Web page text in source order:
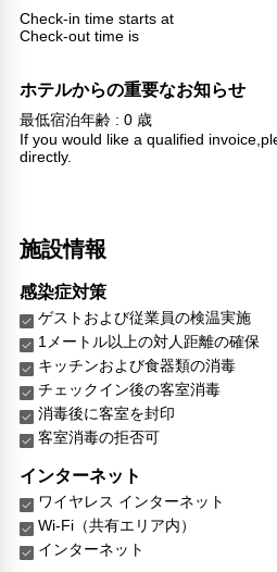
Check-in time starts at
Check-out time is
ホテルからの重要なお知らせ
最低宿泊年齢 : 0 歳
If you would like a qualified
directly.
施設情報
感染症対策
ゲストおよび従業員の検温実施
1メートル以上の対人距離の確保
キッチンおよび食器類の消毒
チェックイン後の客室消毒
消毒後に客室を封印
客室消毒の拒否可
インターネット
ワイヤレス インターネット
Wi-Fi（共有エリア内）
インターネット